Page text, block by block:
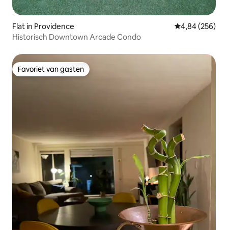
Flat in Providence Gemiddelde
4,84 (256)
Historisch Downtown Arcade Condo
Favoriet van gasten
Favoriet van gasten